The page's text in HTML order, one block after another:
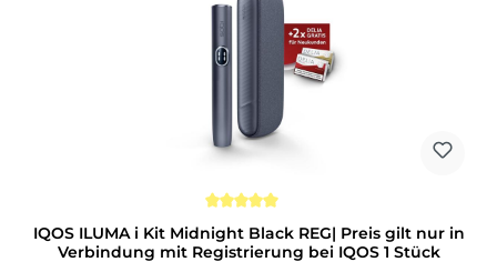
IQOS ILUMA i Kit Midnight Black REG| Preis gilt nur in
Verbindung mit Registrierung bei IQOS 1 Stück